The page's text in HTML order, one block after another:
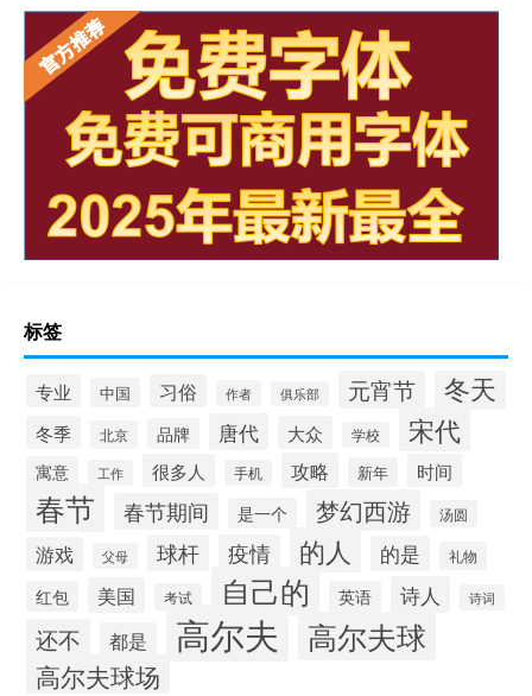
标签
专业 中国 习俗 作者 俱乐部 元宵节 冬天
冬季 北京 品牌 唐代 大众 学校 宋代
寓意 工作 很多人 手机 攻略 新年 时间
春节 春节期间 是一个 梦幻西游 汤圆
游戏 父母 球杆 疫情 的人 的是 礼物
红包 美国 考试 自己的 英语 诗人 诗词
还不 都是 高尔夫 高尔夫球
高尔夫球场